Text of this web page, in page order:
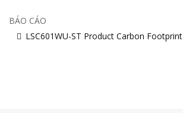
BÁO CÁO
LSC601WU-ST Product Carbon Footprint